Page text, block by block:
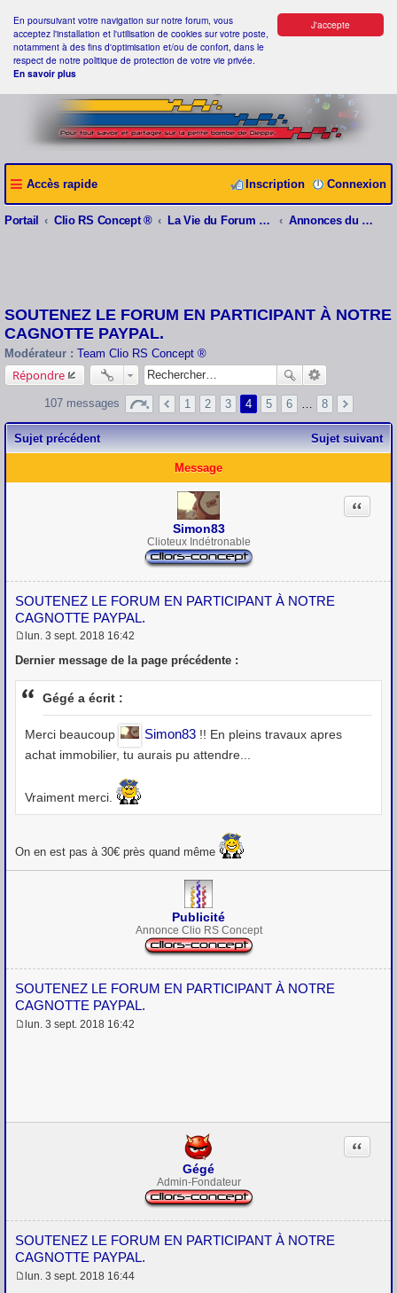
J'accepte
En poursuivant votre navigation sur notre forum, vous
acceptez l'installation et l'utilisation de cookies sur votre poste,
notamment à des fins d'optimisation et/ou de confort, dans le
respect de notre politique de protection de votre vie privée.
En savoir plus
Accès rapide Connexion
Inscription
Portail Clio RS Concept ® La Vie du Forum Clio RS Concept ® Annonces du webmaster
SOUTENEZ LE FORUM EN PARTICIPANT À NOTRE
CAGNOTTE PAYPAL.
Modérateur : Team Clio RS Concept ®
Répondre
107 messages 1 2 3 4 5 6 8
Sujet précédent Sujet suivant
Message
Simon83
Clioteux Indétronable
SOUTENEZ LE FORUM EN PARTICIPANT À NOTRE
CAGNOTTE PAYPAL.
Citation
e
s
a
lun. 3 sept. 2018 16:42
Dernier message de la page précédente :
Gégé a écrit :
Merci beaucoup Simon83 !! En pleins travaux apres
achat immobilier, tu aurais pu attendre...
Vraiment merci.
On en est pas à 30€ près quand même
Publicité
Annonce Clio RS Concept
SOUTENEZ LE FORUM EN PARTICIPANT À NOTRE
CAGNOTTE PAYPAL.
lun. 3 sept. 2018 16:42
Gégé
Admin-Fondateur
SOUTENEZ LE FORUM EN PARTICIPANT À NOTRE
CAGNOTTE PAYPAL.
Citation
lun. 3 sept. 2018 16:44